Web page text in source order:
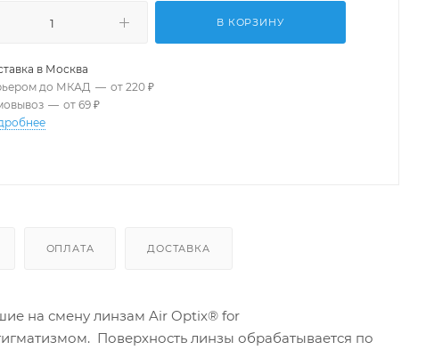
В КОРЗИНУ
в Москва
до МКАД — от 220 ₽
— от 69 ₽
ОПЛАТА ДОСТАВКА
на смену линзам Air Optix® for
Поверхность линзы обрабатывается по